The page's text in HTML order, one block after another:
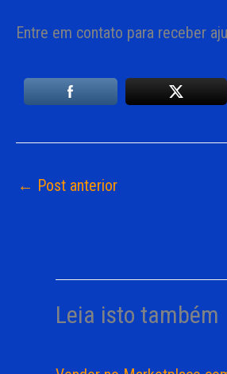
Entre em contato para receber
← Post anterior
Leia isto também